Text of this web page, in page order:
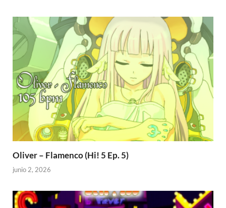
Oliver – Flamenco (Hi! 5 Ep. 5)
junio 2, 2026